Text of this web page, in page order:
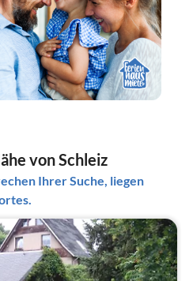
von Schleiz
Ihrer Suche, liegen